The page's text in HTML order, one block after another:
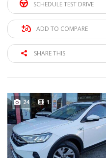
SCHEDULE TEST DRIVE
ADD TO COMPARE
SHARE THIS
24 1